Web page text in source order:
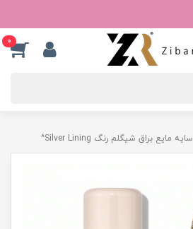
0
سایه مایع براق شیگلم رنگ Silver Lining^